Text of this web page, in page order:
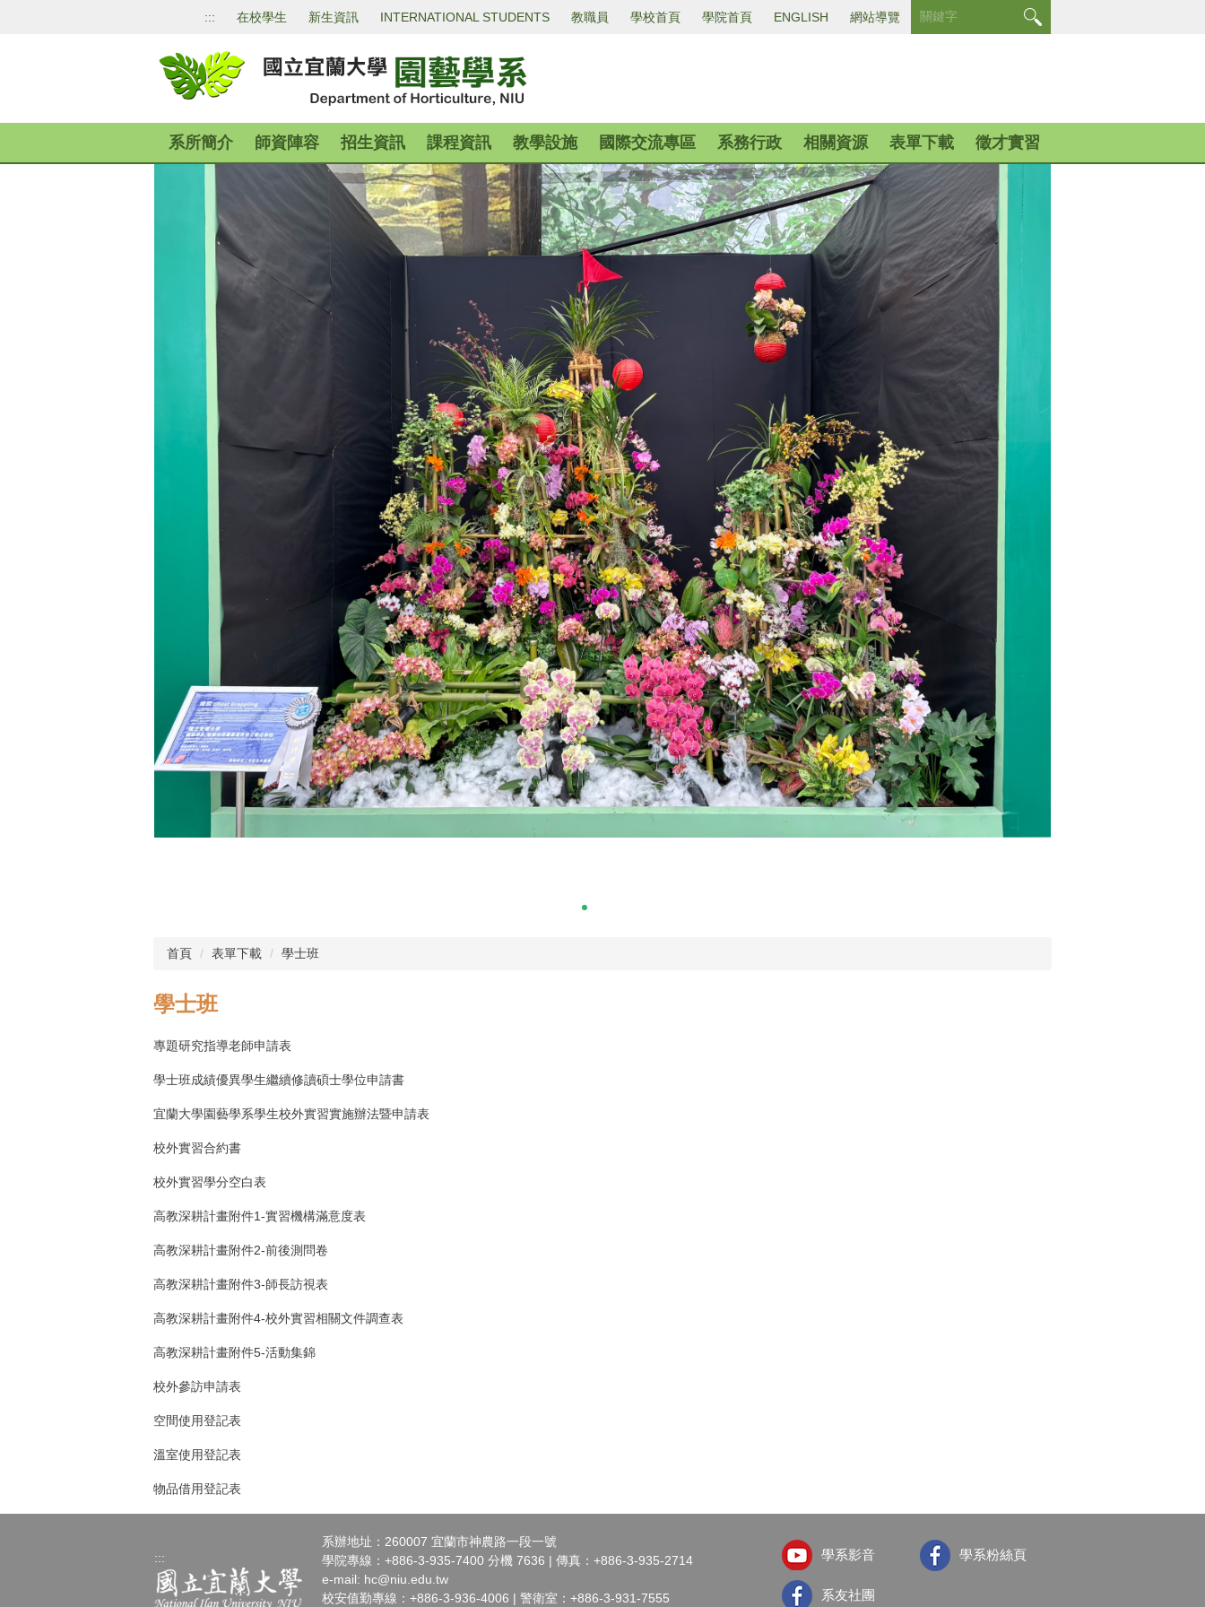
區
::: 在校學生 新生資訊 INTERNATIONAL STUDENTS 教職員 學校首頁 學院首頁 ENGLISH 網站導覽
系所簡介 師資陣容 招生資訊 課程資訊 教學設施 國際交流專區 系務行政 相關資源 表單下載 徵才實習
首頁 表單下載 學士班
學士班
專題研究指導老師申請表
學士班成績優異學生繼續修讀碩士學位申請書
宜蘭大學園藝學系學生校外實習實施辦法暨申請表
校外實習合約書
校外實習學分空白表
高教深耕計畫附件1-實習機構滿意度表
高教深耕計畫附件2-前後測問卷
高教深耕計畫附件3-師長訪視表
高教深耕計畫附件4-校外實習相關文件調查表
高教深耕計畫附件5-活動集錦
校外參訪申請表
空間使用登記表
溫室使用登記表
物品借用登記表
:::
系辦地址：260007 宜蘭市神農路一段一號
學院專線：+886-3-935-7400 分機 7636 | 傳真：+886-3-935-2714
e-mail: hc@niu.edu.tw
校安值勤專線：+886-3-936-4006 | 警衛室：+886-3-931-7555
學系影音 學系粉絲頁
系友社團